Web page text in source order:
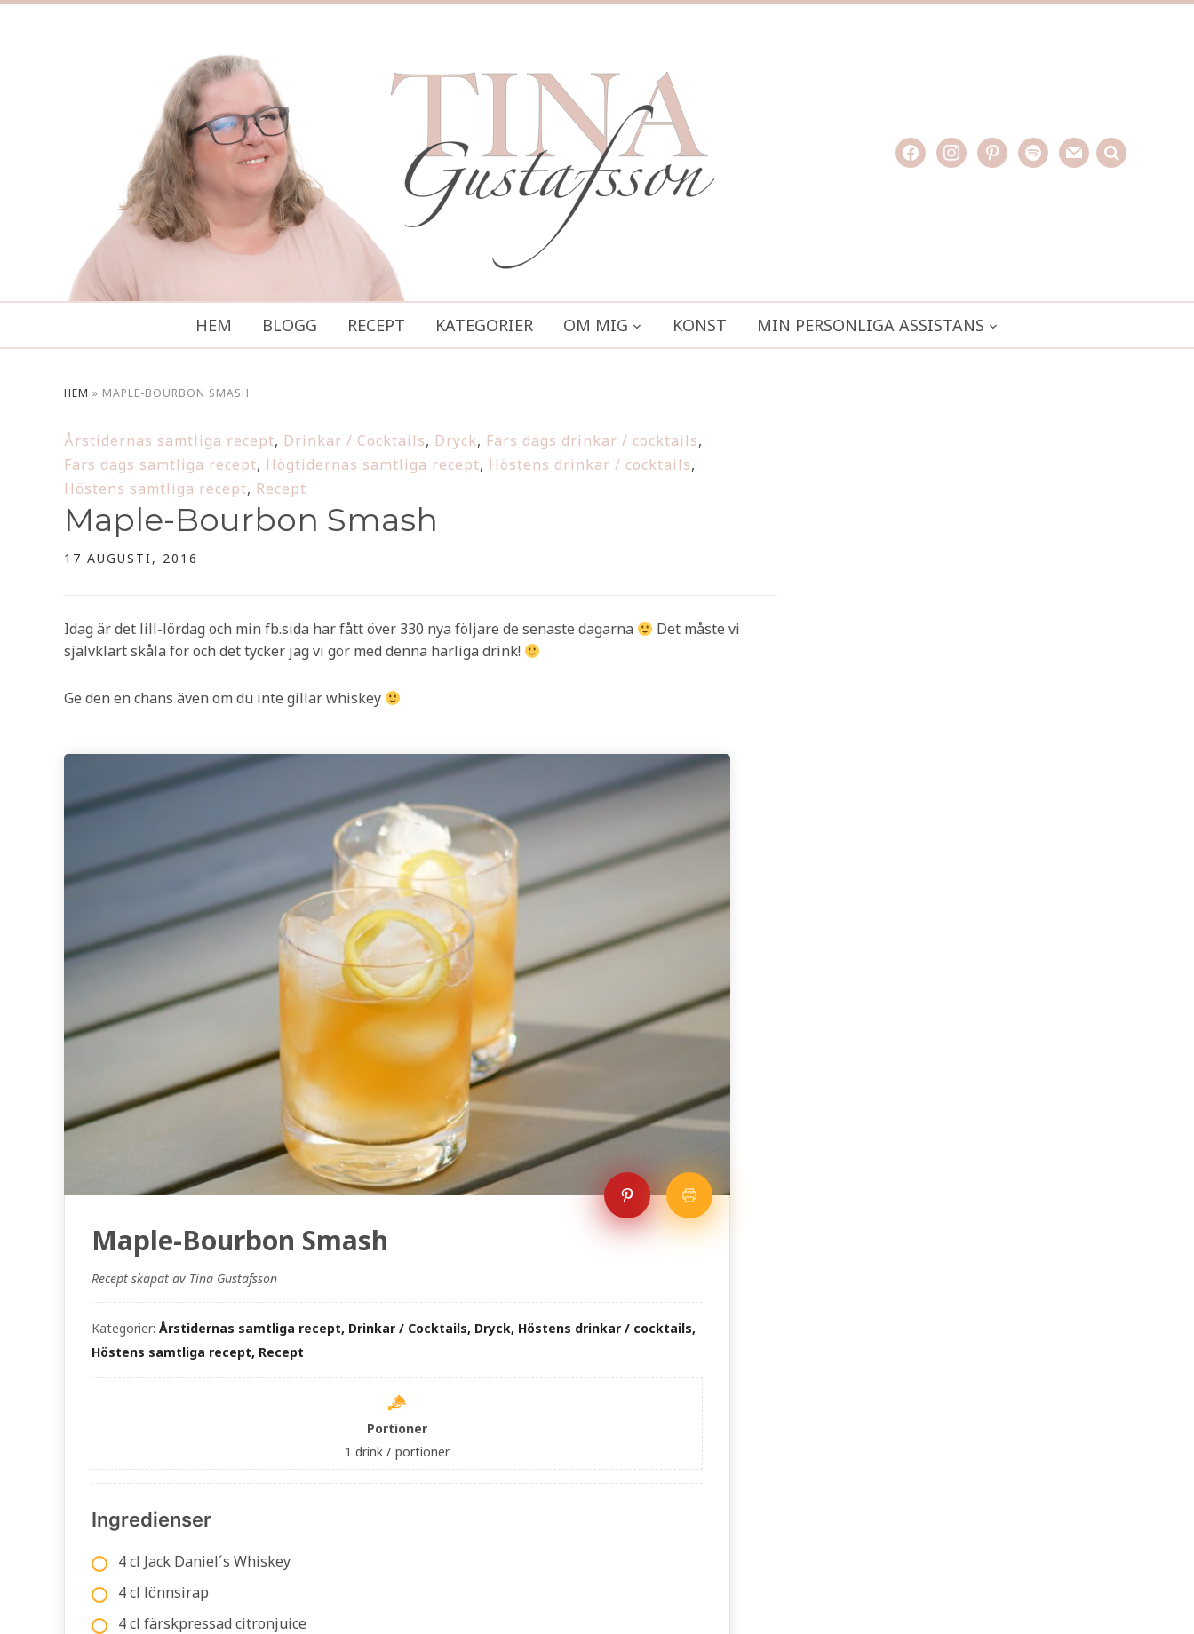
facebookinstagrampinterestspotifymail search
HEM BLOGG RECEPT KATEGORIER OM MIG KONST MIN PERSONLIGA ASSISTANS
HEM » MAPLE-BOURBON SMASH
Årstidernas samtliga recept, Drinkar / Cocktails, Dryck, Fars dags drinkar / cocktails,
Fars dags samtliga recept, Högtidernas samtliga recept, Höstens drinkar / cocktails,
Höstens samtliga recept, Recept
Maple-Bourbon Smash
17 AUGUSTI, 2016
Idag är det lill-lördag och min fb.sida har fått över 330 nya följare de senaste dagarna
Det måste vi
självklart skåla för och det tycker jag vi gör med denna härliga drink!
Ge den en chans även om du inte gillar whiskey
Maple-Bourbon Smash
Recept skapat av Tina Gustafsson
Kategorier: Årstidernas samtliga recept, Drinkar / Cocktails, Dryck, Höstens drinkar / cocktails,
Höstens samtliga recept, Recept
Portioner
1 drink / portioner
Ingredienser
4 cl Jack Daniel´s Whiskey
4 cl lönnsirap
4 cl färskpressad citronjuice